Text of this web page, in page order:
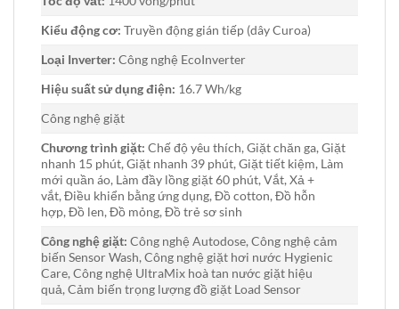
Kiểu động cơ: Truyền động gián tiếp (dây Curoa)
Loại Inverter: Công nghệ EcoInverter
Hiệu suất sử dụng điện: 16.7 Wh/kg
Công nghệ giặt
Chương trình giặt: Chế độ yêu thích, Giặt chăn ga, Giặt
nhanh 15 phút, Giặt nhanh 39 phút, Giặt tiết kiệm, Làm
mới quần áo, Làm đầy lồng giặt 60 phút, Vắt, Xả +
vắt, Điều khiển bằng ứng dụng, Đồ cotton, Đồ hỗn
hợp, Đồ len, Đồ mỏng, Đồ trẻ sơ sinh
Công nghệ giặt: Công nghệ Autodose, Công nghệ cảm
biến Sensor Wash, Công nghệ giặt hơi nước Hygienic
Care, Công nghệ UltraMix hoà tan nước giặt hiệu
quả, Cảm biến trọng lượng đồ giặt Load Sensor